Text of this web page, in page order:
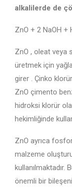
alkalilerde de
ZnO + 2 NaOH +
ZnO , oleat veya
üretmek için
girer . Çinko
ZnO çimento
hidroksi klorür
hekimliğinde
ZnO ayrıca
malzeme
önemli bir